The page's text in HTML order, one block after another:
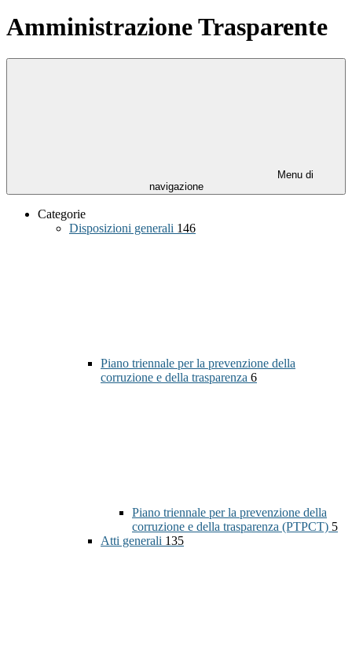
Amministrazione Trasparente
Menu di
navigazione
Categorie
Disposizioni generali 146
Piano triennale per la prevenzione della
corruzione e della trasparenza 6
Piano triennale per la prevenzione della
corruzione e della trasparenza (PTPCT) 5
Atti generali 135